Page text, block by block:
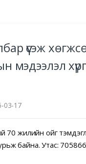
үүсэж
мэдээлэл
03-17
жилийн ойг
байна. Утас: